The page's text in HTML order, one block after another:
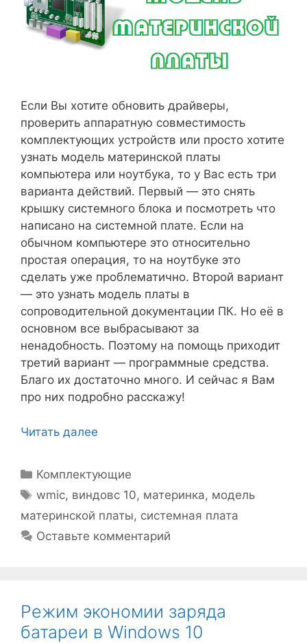
Если Вы хотите обновить драйверы,
проверить аппаратную совместимость
комплектующих устройств или просто хотите
узнать модель материнской платы
компьютера или ноутбука, то у Вас есть три
варианта действий. Первый — это снять
крышку системного блока и посмотреть что
написано на системной плате. Если на
обычном компьютере это относительно
простая операция, то на ноутбуке это
сделать уже проблематично. Второй вариант
— это узнать модель платы в
сопроводительной документации ПК. Но её в
основном все выбрасывают за
ненадобность. Поэтому на помощь приходит
третий вариант — программные средства.
Благо их достаточно много. И сейчас я Вам
про них подробно расскажу!
Читать далее
Рубрики
Комплектующие
Метки
wmic, виндовс 10, материнка, модель
материнской платы, системная плата
Оставьте комментарий
Режим экономии заряда
батареи в Windows 10